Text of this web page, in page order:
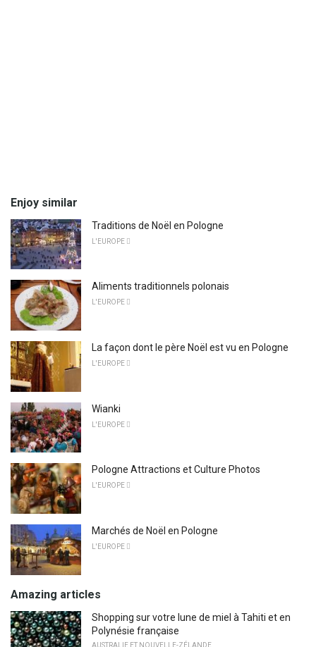
Enjoy similar
Traditions de Noël en Pologne
L'EUROPE 
Aliments traditionnels polonais
L'EUROPE 
La façon dont le père Noël est vu en Pologne
L'EUROPE 
Wianki
L'EUROPE 
Pologne Attractions et Culture Photos
L'EUROPE 
Marchés de Noël en Pologne
L'EUROPE 
Amazing articles
Shopping sur votre lune de miel à Tahiti et en
Polynésie française
AUSTRALIE ET NOUVELLE-ZÉLANDE